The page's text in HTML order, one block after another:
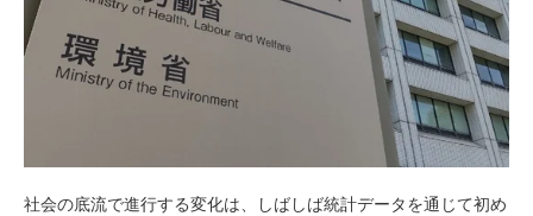
社会の底流で進行する変化は、しばしば統計データを通じて初め